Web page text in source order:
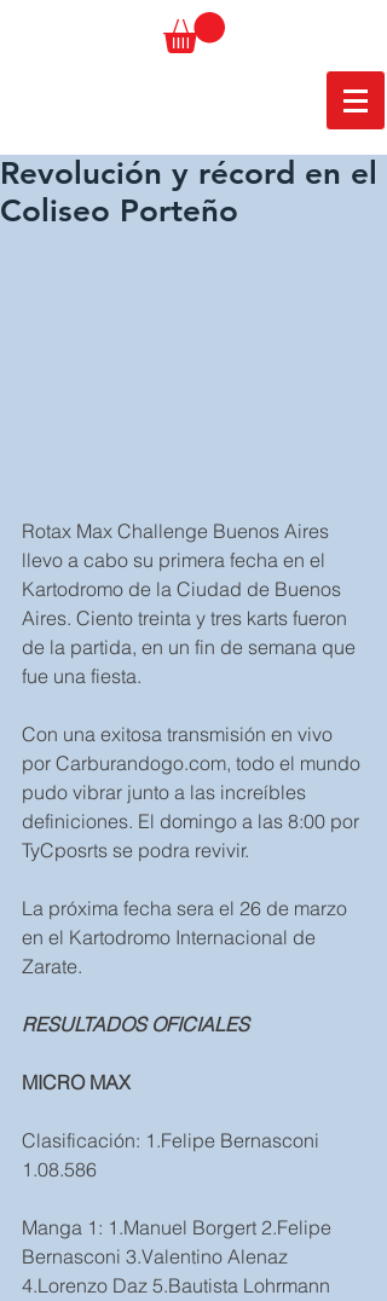
Revolución y récord en el
Coliseo Porteño
Rotax Max Challenge Buenos Aires
llevo a cabo su primera fecha en el
Kartodromo de la Ciudad de Buenos
Aires. Ciento treinta y tres karts fueron
de la partida, en un fin de semana que
fue una fiesta.
Con una exitosa transmisión en vivo
por Carburandogo.com, todo el mundo
pudo vibrar junto a las increíbles
definiciones. El domingo a las 8:00 por
TyCposrts se podra revivir.
La próxima fecha sera el 26 de marzo
en el Kartodromo Internacional de
Zarate.
RESULTADOS OFICIALES
MICRO MAX
Clasificación: 1.Felipe Bernasconi
1.08.586
Manga 1: 1.Manuel Borgert 2.Felipe
Bernasconi 3.Valentino Alenaz
4.Lorenzo Daz 5.Bautista Lohrmann